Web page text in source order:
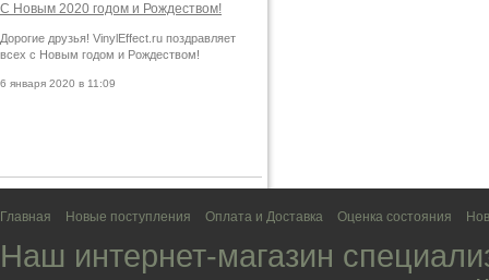
С Новым 2020 годом и Рождеством!
Дорогие друзья! VinylEffect.ru поздравляет
всех с Новым годом и Рождеством!
6 января 2020 в 11:09
Главная Новые поступления Оплата и Доставка Оценка состояния
Наш интернет-магазин